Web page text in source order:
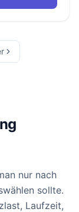
nur nach
sollte.
Laufzeit,